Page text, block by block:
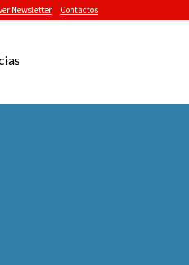
Newsletter Contactos